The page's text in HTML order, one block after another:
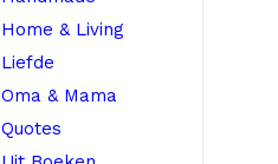
Home & Living
Liefde
Oma & Mama
Quotes